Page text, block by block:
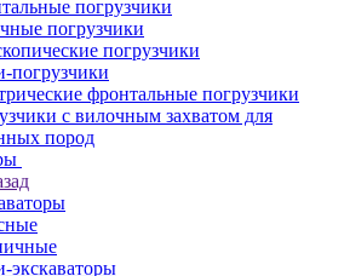
погрузчики
погрузчики
погрузчики
фронтальные погрузчики
с вилочным захватом для
пород